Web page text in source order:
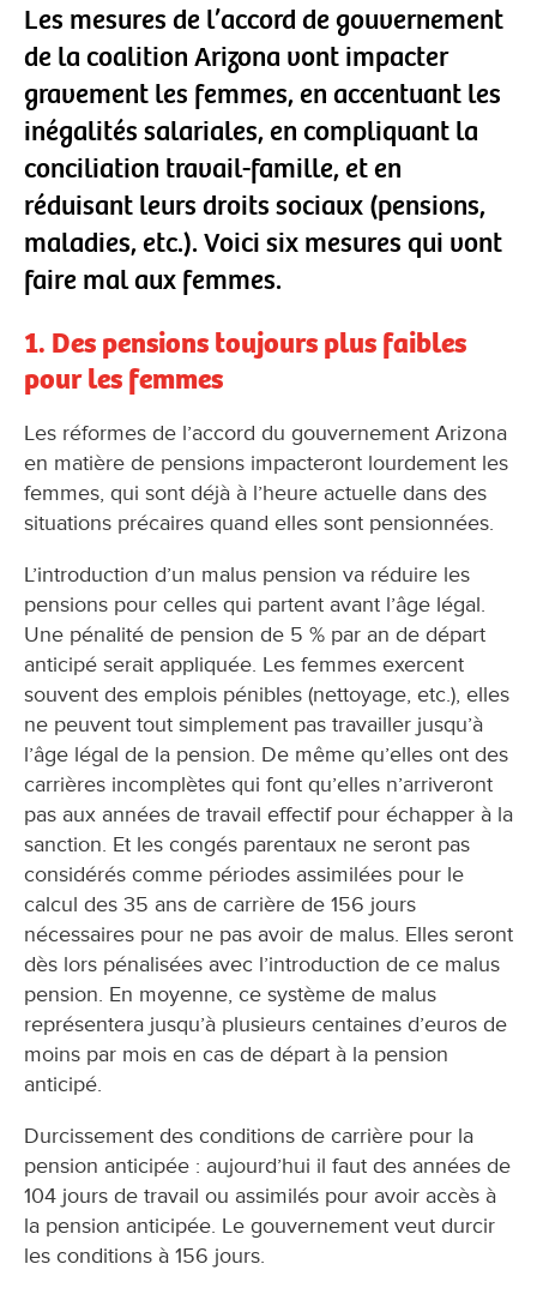
Les mesures de l’accord de gouvernement
de la coalition Arizona vont impacter
gravement les femmes, en accentuant les
inégalités salariales, en compliquant la
conciliation travail-famille, et en
réduisant leurs droits sociaux (pensions,
maladies, etc.). Voici six mesures qui vont
faire mal aux femmes.
1. Des pensions toujours plus faibles
pour les femmes
Les réformes de l’accord du gouvernement Arizona
en matière de pensions impacteront lourdement les
femmes, qui sont déjà à l’heure actuelle dans des
situations précaires quand elles sont pensionnées.
L’introduction d’un malus pension va réduire les
pensions pour celles qui partent avant l’âge légal.
Une pénalité de pension de 5 % par an de départ
anticipé serait appliquée. Les femmes exercent
souvent des emplois pénibles (nettoyage, etc.), elles
ne peuvent tout simplement pas travailler jusqu’à
l’âge légal de la pension. De même qu’elles ont des
carrières incomplètes qui font qu’elles n’arriveront
pas aux années de travail effectif pour échapper à la
sanction. Et les congés parentaux ne seront pas
considérés comme périodes assimilées pour le
calcul des 35 ans de carrière de 156 jours
nécessaires pour ne pas avoir de malus. Elles seront
dès lors pénalisées avec l’introduction de ce malus
pension. En moyenne, ce système de malus
représentera jusqu’à plusieurs centaines d’euros de
moins par mois en cas de départ à la pension
anticipé.
Durcissement des conditions de carrière pour la
pension anticipée : aujourd’hui il faut des années de
104 jours de travail ou assimilés pour avoir accès à
la pension anticipée. Le gouvernement veut durcir
les conditions à 156 jours.